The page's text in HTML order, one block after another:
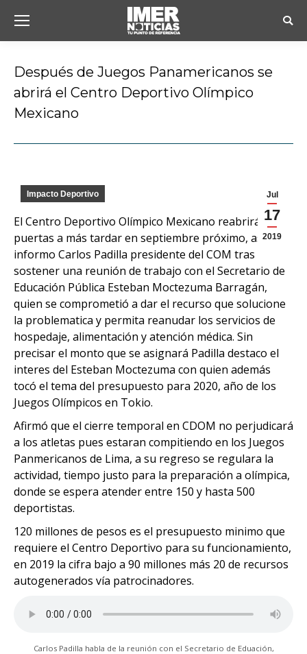
Después de Juegos Panamericanos se
abrirá el Centro Deportivo Olímpico
Mexicano
Jul
17
2019
Impacto Deportivo
El Centro Deportivo Olímpico Mexicano reabrirá sus
puertas a más tardar en septiembre próximo, así lo
informo Carlos Padilla presidente del COM tras
sostener una reunión de trabajo con el Secretario de
Educación Pública Esteban Moctezuma Barragán,
quien se comprometió a dar el recurso que solucione
la problematica y permita reanudar los servicios de
hospedaje, alimentación y atención médica. Sin
precisar el monto que se asignará Padilla destaco el
interes del Esteban Moctezuma con quien además
tocó el tema del presupuesto para 2020, año de los
Juegos Olímpicos en Tokio.
Afirmó que el cierre temporal en CDOM no perjudicará
a los atletas pues estaran compitiendo en los Juegos
Panmericanos de Lima, a su regreso se regulara la
actividad, tiempo justo para la preparación a olímpica,
donde se espera atender entre 150 y hasta 500
deportistas.
120 millones de pesos es el presupuesto minimo que
requiere el Centro Deportivo para su funcionamiento,
en 2019 la cifra bajo a 90 millones más 20 de recursos
autogenerados vía patrocinadores.
Carlos Padilla habla de la reunión con el Secretario de Eduación,